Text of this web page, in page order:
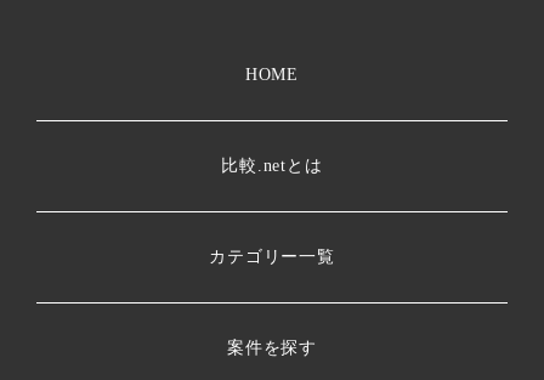
HOME
比較.netとは
カテゴリー一覧
案件を探す